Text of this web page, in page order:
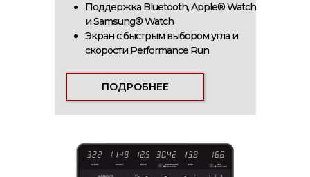
Поддержка Bluetooth, Apple® Watch
и Samsung® Watch
Экран c быстрым выбором угла и
скорости Performance Run
ПОДРОБНЕЕ